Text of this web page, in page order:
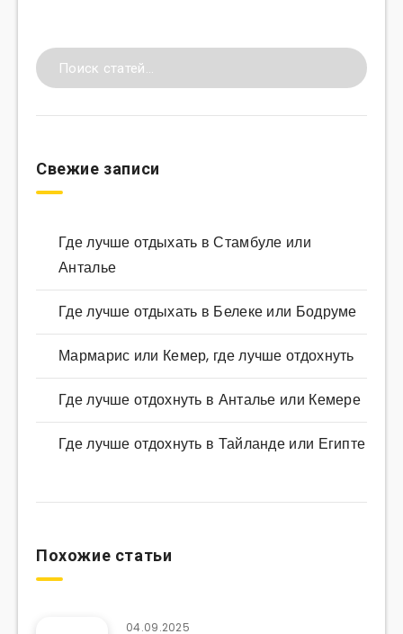
Свежие записи
Где лучше отдыхать в Стамбуле или
Анталье
Где лучше отдыхать в Белеке или Бодруме
Мармарис или Кемер, где лучше отдохнуть
Где лучше отдохнуть в Анталье или Кемере
Где лучше отдохнуть в Тайланде или Египте
Похожие статьи
04.09.2025